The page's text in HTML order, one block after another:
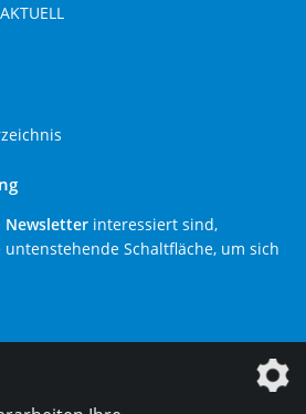
Newsletter interessiert sind,
Schaltfläche, um sich
GmbH ist ein Unternehmen der